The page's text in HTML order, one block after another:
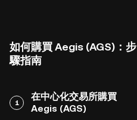
如何購買 Aegis (AGS)：步
驟指南
1
在中心化交易所購買
Aegis (AGS)